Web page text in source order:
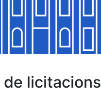
licitacions